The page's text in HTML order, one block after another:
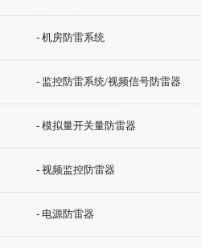
- 机房防雷系统
- 监控防雷系统/视频信号防雷器
- 模拟量开关量防雷器
- 视频监控防雷器
- 电源防雷器